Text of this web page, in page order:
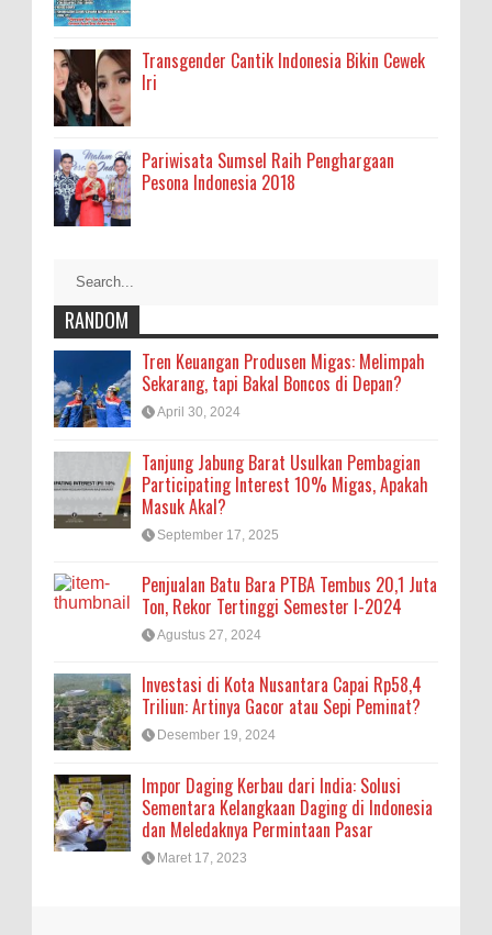
Transgender Cantik Indonesia Bikin Cewek
Iri
Pariwisata Sumsel Raih Penghargaan
Pesona Indonesia 2018
RANDOM
Tren Keuangan Produsen Migas: Melimpah
Sekarang, tapi Bakal Boncos di Depan?
April 30, 2024
Tanjung Jabung Barat Usulkan Pembagian
Participating Interest 10% Migas, Apakah
Masuk Akal?
September 17, 2025
Penjualan Batu Bara PTBA Tembus 20,1 Juta
Ton, Rekor Tertinggi Semester I-2024
Agustus 27, 2024
Investasi di Kota Nusantara Capai Rp58,4
Triliun: Artinya Gacor atau Sepi Peminat?
Desember 19, 2024
Impor Daging Kerbau dari India: Solusi
Sementara Kelangkaan Daging di Indonesia
dan Meledaknya Permintaan Pasar
Maret 17, 2023